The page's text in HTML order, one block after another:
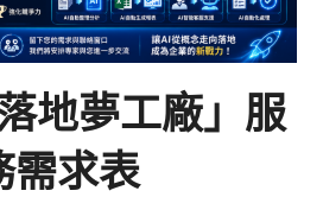
地夢工廠」服
需求表